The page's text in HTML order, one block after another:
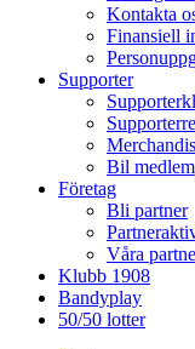
Kontakta
Finansiell
Supporter
Bil medlem
Företag
Bli partner
Våra
Klubb 1908
Bandyplay
50/50 lotter